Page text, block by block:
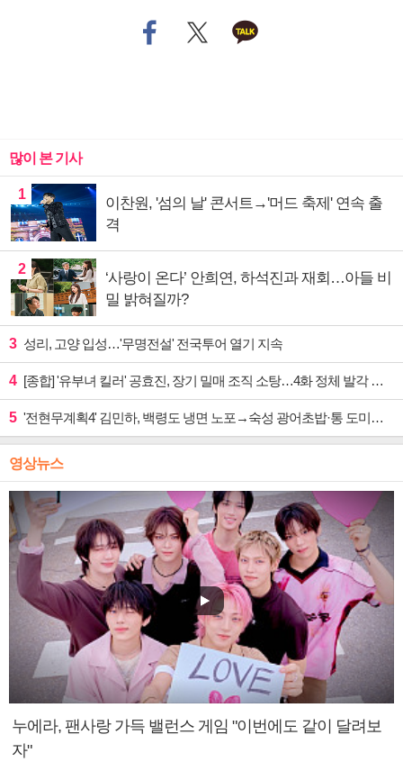
많이 본 기사
1
이찬원, '섬의 날' 콘서트→'머드 축제' 연속 출
격
2
‘사랑이 온다’ 안희연, 하석진과 재회…아들 비
밀 밝혀질까?
3 성리, 고양 입성…'무명전설' 전국투어 열기 지속
4 [종합] '유부녀 킬러' 공효진, 장기 밀매 조직 소탕…4화 정체 발각 위기 예고
5 '전현무계획4' 김민하, 백령도 냉면 노포→숙성 광어초밥·통 도미찜 맛집 탐방
영상뉴스
누에라, 팬사랑 가득 밸런스 게임 "이번에도 같이 달려보
자"